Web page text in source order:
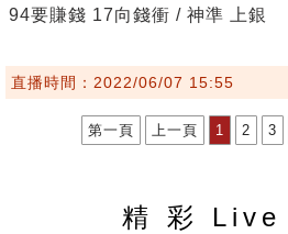
94要賺錢 17向錢衝 / 神準 上銀
直播時間：2022/06/07 15:55
第一頁 上一頁 1 2 3
精 彩 Live